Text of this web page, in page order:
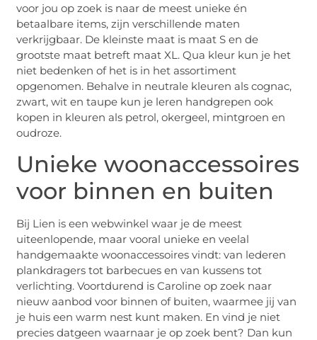
voor jou op zoek is naar de meest unieke én
betaalbare items, zijn verschillende maten
verkrijgbaar. De kleinste maat is maat S en de
grootste maat betreft maat XL. Qua kleur kun je het
niet bedenken of het is in het assortiment
opgenomen. Behalve in neutrale kleuren als cognac,
zwart, wit en taupe kun je leren handgrepen ook
kopen in kleuren als petrol, okergeel, mintgroen en
oudroze.
Unieke woonaccessoires
voor binnen en buiten
Bij Lien is een webwinkel waar je de meest
uiteenlopende, maar vooral unieke en veelal
handgemaakte woonaccessoires vindt: van lederen
plankdragers tot barbecues en van kussens tot
verlichting. Voortdurend is Caroline op zoek naar
nieuw aanbod voor binnen of buiten, waarmee jij van
je huis een warm nest kunt maken. En vind je niet
precies datgeen waarnaar je op zoek bent? Dan kun